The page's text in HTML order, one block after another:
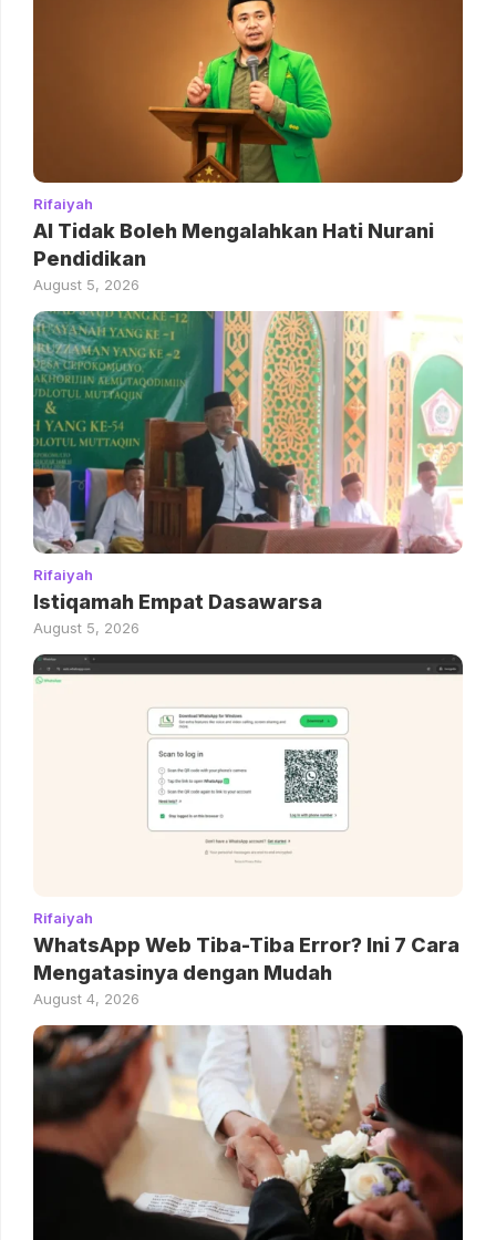
Rifaiyah
AI Tidak Boleh Mengalahkan Hati Nurani
Pendidikan
August 5, 2026
Rifaiyah
Istiqamah Empat Dasawarsa
August 5, 2026
Rifaiyah
WhatsApp Web Tiba-Tiba Error? Ini 7 Cara
Mengatasinya dengan Mudah
August 4, 2026